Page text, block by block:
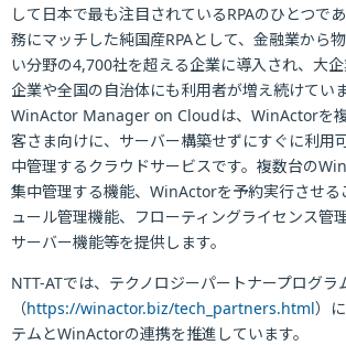
して日本で最も注目されているRPAのひとつで
務にマッチした純国産RPAとして、金融業から
い分野の4,700社を超える企業に導入され、大
企業や全国の自治体にも利用者が増え続けていま
WinActor Manager on Cloudは、WinActorを
客さま向けに、サーバー構築せずにすぐに利用
中管理するクラウドサービスです。複数台の
集中管理する機能、WinActorを予約実行させる
ュール管理機能、フローティングライセンス管
サーバー機能等を提供します。
NTT-ATでは、テクノロジーパートナープログラ
（https://winactor.biz/tech_partners.html）
テムとWinActorの連携を推進しています。